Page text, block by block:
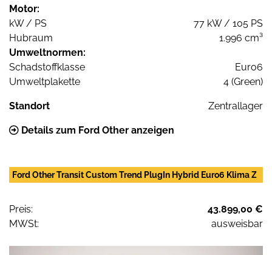
Motor:
kW / PS
77 kW / 105 PS
Hubraum
1.996 cm³
Umweltnormen:
Schadstoffklasse
Euro6
Umweltplakette
4 (Green)
Standort Zentrallager
Details zum Ford Other anzeigen
Ford Other Transit Custom Trend PlugIn Hybrid Euro6 Klima Z
Preis:
43.899,00 €
MWSt:
ausweisbar